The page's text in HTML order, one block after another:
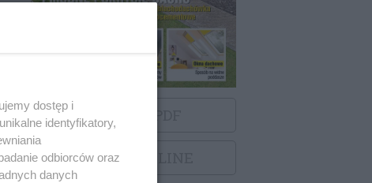
POBIERZ PDF
ZOBACZ ONLINE
dostęp i
identyfikatory,
odbiorców oraz
danych